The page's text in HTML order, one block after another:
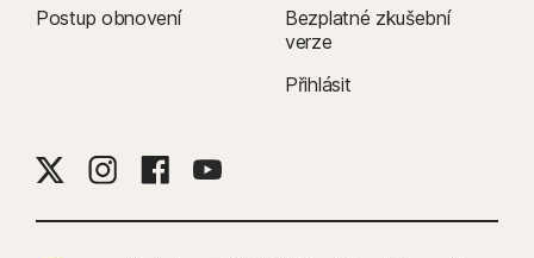
výsledky
stránkách YouTube.com (nikoli však videi YouTube vloženými do jiných
internetových stránek nebo blogů) a na stránkách Hulu.com (ale pouze
Postup obnovení
Bezplatné zkušební
verze
Přihlásit